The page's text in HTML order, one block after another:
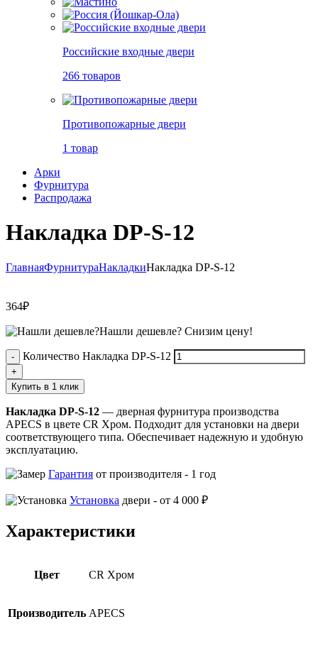
Российские входные двери
266 товаров
Противопожарные двери
1 товар
Арки
Фурнитура
Распродажа
Накладка DP-S-12
ГлавнаяФурнитураНакладкиНакладка DP-S-12
364₽
Нашли дешевле? Снизим цену!
Количество Накладка DP-S-12
Купить в 1 клик
Накладка DP-S-12 — дверная фурнитура производства
APECS в цвете CR Хром. Подходит для установки на двери
соответствующего типа. Обеспечивает надежную и удобную
эксплуатацию.
Гарантия от производителя - 1 год
Установка двери - от 4 000 ₽
Характеристики
Цвет CR Хром
Производитель APECS